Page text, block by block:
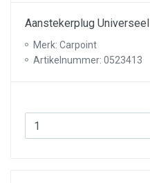
Aanstekerplug Universeel
Merk: Carpoint
Artikelnummer: 0523413